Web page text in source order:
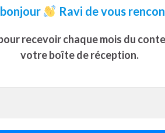
Ravi de vous
recevoir chaque mois du
votre boîte de réception.